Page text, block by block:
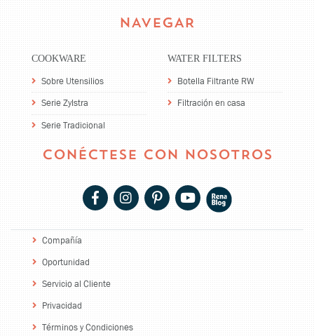
NAVEGAR
COOKWARE
Sobre Utensilios
Serie Zylstra
Serie Tradicional
WATER FILTERS
Botella Filtrante RW
Filtración en casa
CONÉCTESE CON NOSOTROS
Compañía
Oportunidad
Servicio al Cliente
Privacidad
Términos y Condiciones